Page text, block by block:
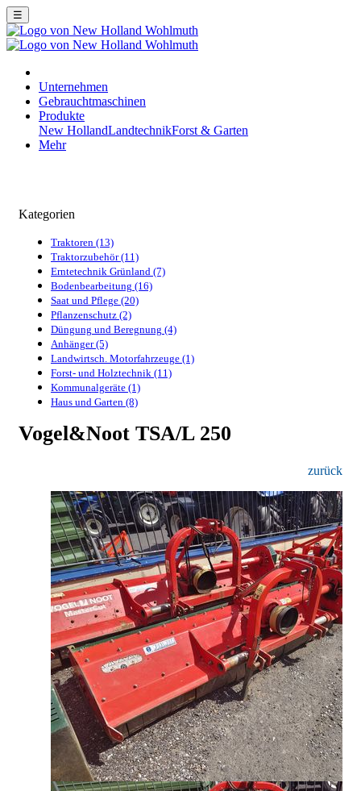
☰
Unternehmen
Gebrauchtmaschinen
Produkte
New HollandLandtechnikForst & Garten
Mehr
Kategorien
Traktoren (13)
Traktorzubehör (11)
Erntetechnik Grünland (7)
Bodenbearbeitung (16)
Saat und Pflege (20)
Pflanzenschutz (2)
Düngung und Beregnung (4)
Anhänger (5)
Landwirtsch. Motorfahrzeuge (1)
Forst- und Holztechnik (11)
Kommunalgeräte (1)
Haus und Garten (8)
Vogel&Noot TSA/L 250
zurück